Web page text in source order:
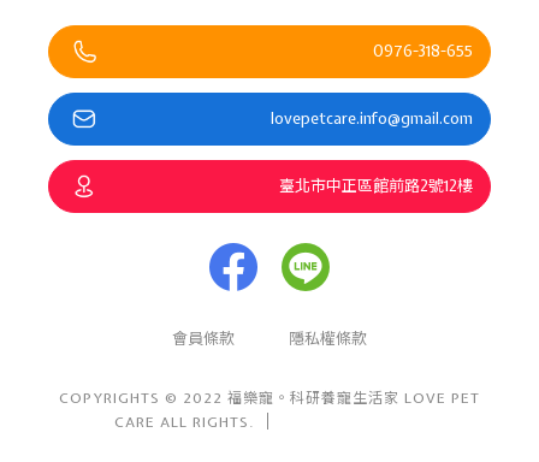
0976-318-655
lovepetcare.info@gmail.com
臺北市中正區館前路2號12樓
會員條款 隱私權條款
COPYRIGHTS © 2022 福樂寵。科研養寵生活家 LOVE PET
CARE ALL RIGHTS.